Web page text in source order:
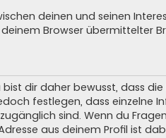
deinen und seinen
Browser übermittelter
dir daher bewusst, dass
festlegen, dass einzelne
sind. Wenn du
aus deinem Profil ist